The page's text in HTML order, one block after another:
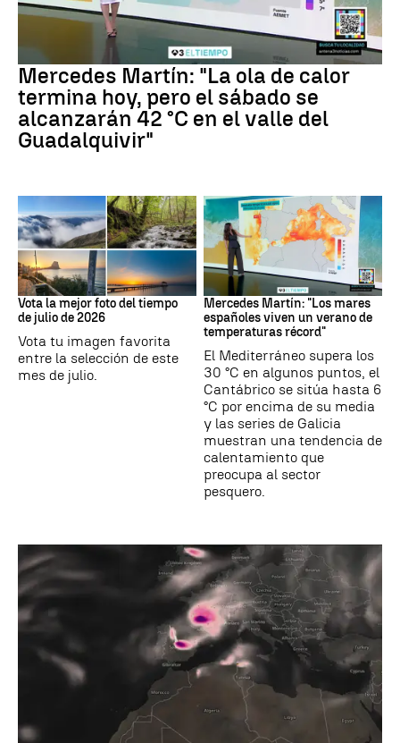
La previsión
Mercedes Martín: "La ola de calor
termina hoy, pero el sábado se
alcanzarán 42 °C en el valle del
Guadalquivir"
Tus imágenes
Vota la mejor foto del tiempo
de julio de 2026
Vota tu imagen favorita
entre la selección de este
mes de julio.
Mares
Mercedes Martín: "Los mares
españoles viven un verano de
temperaturas récord"
El Mediterráneo supera los
30 °C en algunos puntos, el
Cantábrico se sitúa hasta 6
°C por encima de su media
y las series de Galicia
muestran una tendencia de
calentamiento que
preocupa al sector
pesquero.